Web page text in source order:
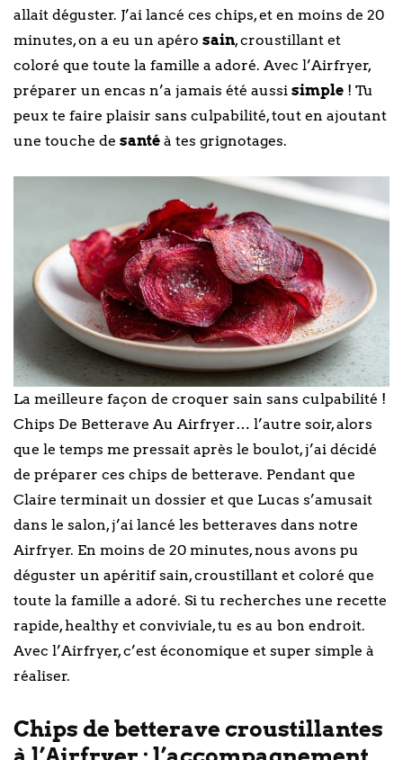
allait déguster. J’ai lancé ces chips, et en moins de 20
minutes, on a eu un apéro sain, croustillant et
coloré que toute la famille a adoré. Avec l’Airfryer,
préparer un encas n’a jamais été aussi simple ! Tu
peux te faire plaisir sans culpabilité, tout en ajoutant
une touche de santé à tes grignotages.
La meilleure façon de croquer sain sans culpabilité !
Chips De Betterave Au Airfryer… l’autre soir, alors
que le temps me pressait après le boulot, j’ai décidé
de préparer ces chips de betterave. Pendant que
Claire terminait un dossier et que Lucas s’amusait
dans le salon, j’ai lancé les betteraves dans notre
Airfryer. En moins de 20 minutes, nous avons pu
déguster un apéritif sain, croustillant et coloré que
toute la famille a adoré. Si tu recherches une recette
rapide, healthy et conviviale, tu es au bon endroit.
Avec l’Airfryer, c’est économique et super simple à
réaliser.
Chips de betterave croustillantes